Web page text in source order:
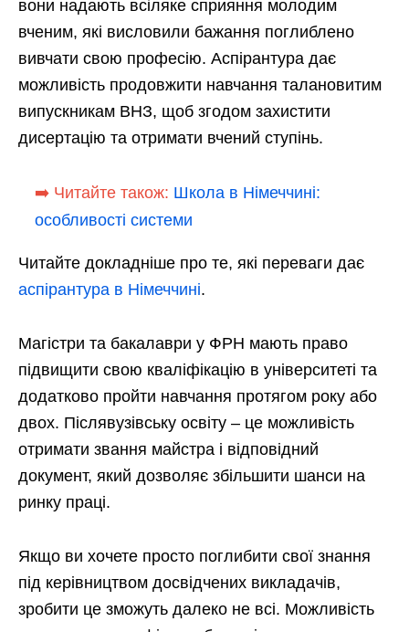
вони надають всіляке сприяння молодим
вченим, які висловили бажання поглиблено
вивчати свою професію. Аспірантура дає
можливість продовжити навчання талановитим
випускникам ВНЗ, щоб згодом захистити
дисертацію та отримати вчений ступінь.
➡️ Читайте також: Школа в Німеччині:
особливості системи
Читайте докладніше про те, які переваги дає
аспірантура в Німеччині.
Магістри та бакалаври у ФРН мають право
підвищити свою кваліфікацію в університеті та
додатково пройти навчання протягом року або
двох. Післявузівську освіту – це можливість
отримати звання майстра і відповідний
документ, який дозволяє збільшити шанси на
ринку праці.
Якщо ви хочете просто поглибити свої знання
під керівництвом досвідчених викладачів,
зробити це зможуть далеко не всі. Можливість